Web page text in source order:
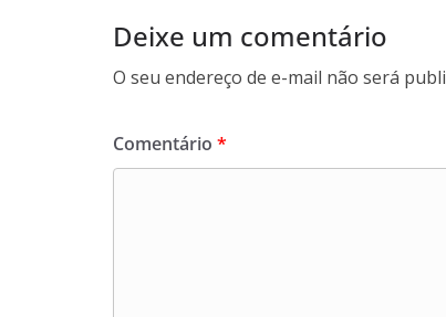
Deixe um comentário
O seu endereço de e-mail não será
Comentário *